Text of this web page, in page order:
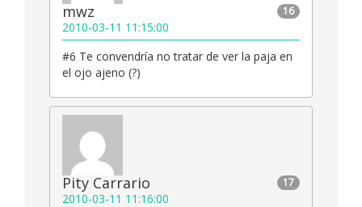
16
mwz
2010-03-11 11:15:00
#6 Te convendría no tratar de ver la paja en
el ojo ajeno (?)
17
Pity Carrario
2010-03-11 11:16:00